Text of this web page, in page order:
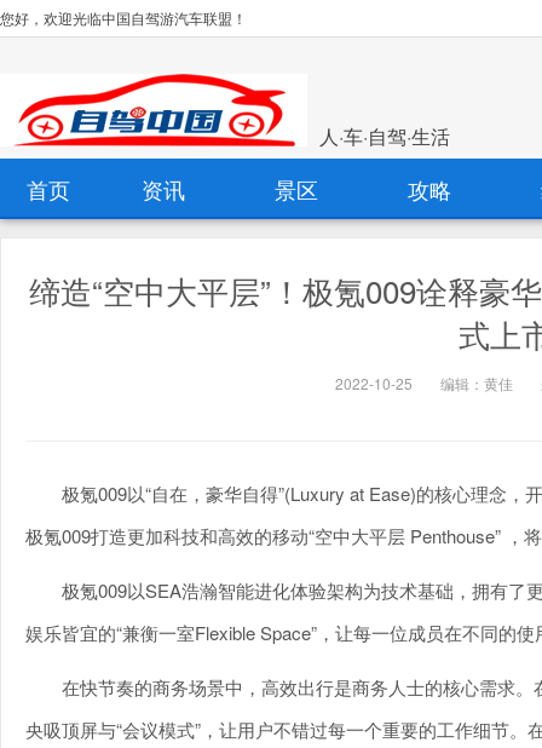
您好，欢迎光临中国自驾游汽车联盟！
人·车·自驾·生活
首页 资讯 景区 攻略
缔造“空中大平层”！极氪009诠释豪
式上
2022-10-25 编辑：黄佳
极氪009以“自在，豪华自得”(Luxury at Ease)的核心理念
极氪009打造更加科技和高效的移动“空中大平层 Penthouse” ，
极氪009以SEA浩瀚智能进化体验架构为技术基础，拥有
娱乐皆宜的“兼衡一室Flexible Space”，让每一位成员在不同的
在快节奏的商务场景中，高效出行是商务人士的核心需求
央吸顶屏与“会议模式”，让用户不错过每一个重要的工作细节